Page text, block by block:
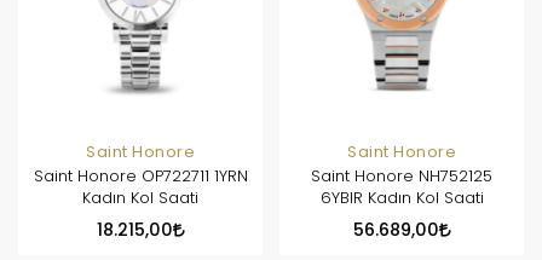
Saint Honore
Saint Honore OP722711 1YRN
Kadın Kol Saati
18.215,00
Saint Honore
Saint Honore NH752125
6YBIR Kadın Kol Saati
56.689,00